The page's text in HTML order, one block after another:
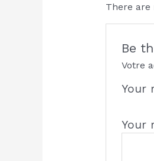
There are
Be
Votre
Your
Your